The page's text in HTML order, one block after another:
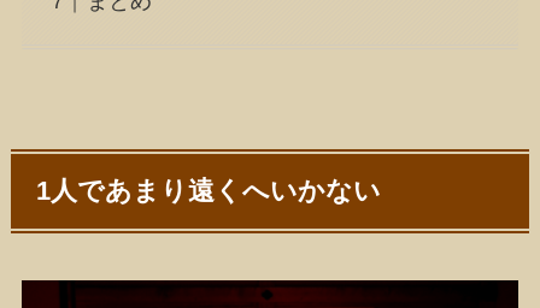
1人であまり遠くへいかない